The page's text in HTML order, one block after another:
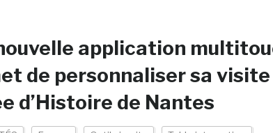
application
de personnaliser sa visite
d’Histoire de Nantes